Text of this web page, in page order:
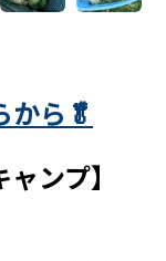
から🥬
ンプ】